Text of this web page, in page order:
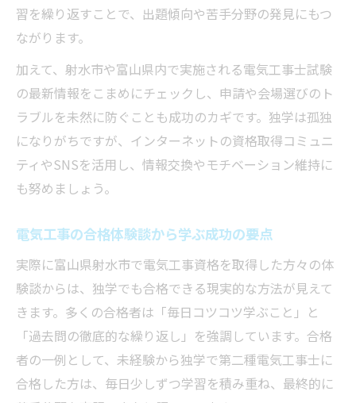
地元で電気工事資格取得を成功させる道
電気工事資格を地元で活かすための準備と
考え方
地域での電気工事試験情報を集めるポイン
ト
地元就職を目指す電気工事士資格の活用術
電気工事士試験会場や申請手続きの流れを
把握
性
独学で電気工事士2種合格を叶える勉強術
電気工事士2種独学合格に必要な教材選びの
極意
電気工事士2種に特化した効率的な学習法を
解説
独学で電気工事士2種に合格した体験談と実
習を繰り返すことで、出題傾向や苦手分野の発見にもつ
ながります。
加えて、射水市や富山県内で実施される電気工事士試験
の最新情報をこまめにチェックし、申請や会場選びのト
ラブルを未然に防ぐことも成功のカギです。独学は孤独
になりがちですが、インターネットの資格取得コミュニ
ティやSNSを活用し、情報交換やモチベーション維持に
も努めましょう。
電気工事の合格体験談から学ぶ成功の要点
実際に富山県射水市で電気工事資格を取得した方々の体
験談からは、独学でも合格できる現実的な方法が見えて
きます。多くの合格者は「毎日コツコツ学ぶこと」と
「過去問の徹底的な繰り返し」を強調しています。合格
者の一例として、未経験から独学で第二種電気工事士に
合格した方は、毎日少しずつ学習を積み重ね、最終的に